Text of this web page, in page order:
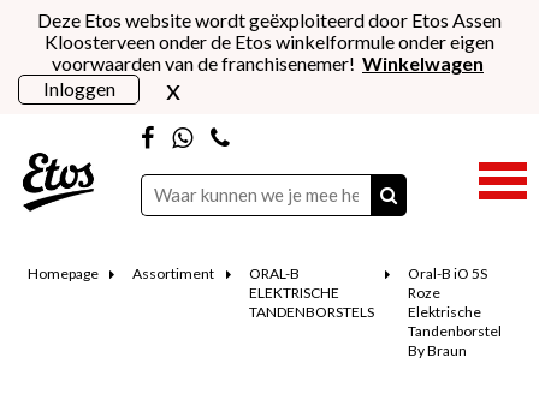
Deze Etos website wordt geëxploiteerd door Etos Assen
Kloosterveen onder de Etos winkelformule onder eigen
voorwaarden van de franchisenemer! Winkelwagen
Inloggen
x
Homepage Assortiment
ORAL-B
ELEKTRISCHE
TANDENBORSTELS
Oral-B iO 5S
Roze
Elektrische
Tandenborstel
By Braun